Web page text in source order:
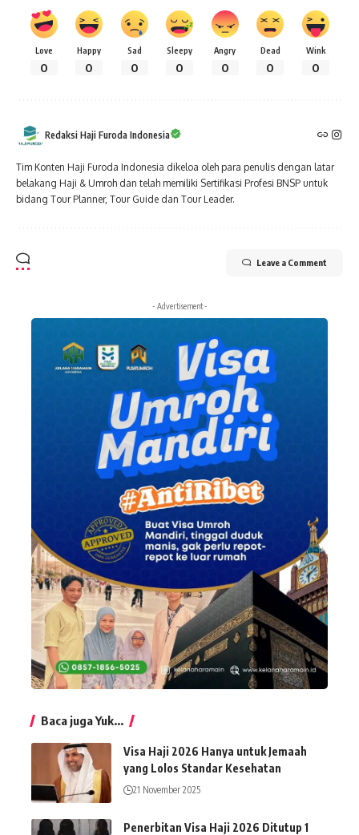
Love
0
Happy
0
Sad
0
Sleepy
0
Angry
0
Dead
0
Wink
0
Redaksi Haji Furoda Indonesia
Tim Konten Haji Furoda Indonesia dikeloa oleh para penulis dengan latar
belakang Haji & Umroh dan telah memiliki Sertifikasi Profesi BNSP untuk
bidang Tour Planner, Tour Guide dan Tour Leader.
Leave a Comment
- Advertisement -
Baca juga Yuk...
Visa Haji 2026 Hanya untuk Jemaah
yang Lolos Standar Kesehatan
21 November 2025
Penerbitan Visa Haji 2026 Ditutup 1